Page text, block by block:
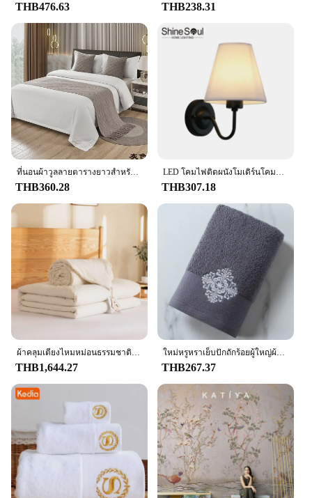
THB476.63 THB238.31
ที่นอนผ้าวูลลายตารางยาวสำหรับโรงแรมใช้ในบ้านผ้าปูเตียงผ้าขนแกะลายตารางยาวใช้ตกแต่งห้องปาร์ตี้งานแต่งงานเตียงหางเตียงปลอกหมอนผ้าขนหนู
THB360.28
LED โคมไฟติดผนังโมเดิร์นโคมไฟในร่ม Nordic E27 ผ้า Retro Wall โคมไฟห้องนอนข้างเตียงโคมไฟโรงแรม
THB307.18
ผ้าคลุมเตียงไหมหม่อนธรรมชาติสำหรับฤดูร้อนฤดูหนาว/ผ้าปูที่นอนหนาสี่ฤดูผ้านวมผ้าฝ้ายเดี่ยวคู่ชุดเครื่องนอน
THB1,644.27
ใหม่หรูหราเย็บปักถักร้อยผู้ใหญ่ผ้าเช็ดตัวห้องน้ำ140*80ซม.นุ่มโรงแรมบ้านตกแต่งผ้าห่มเทอร์รี่งานแต่งงานของขวัญ
THB267.37